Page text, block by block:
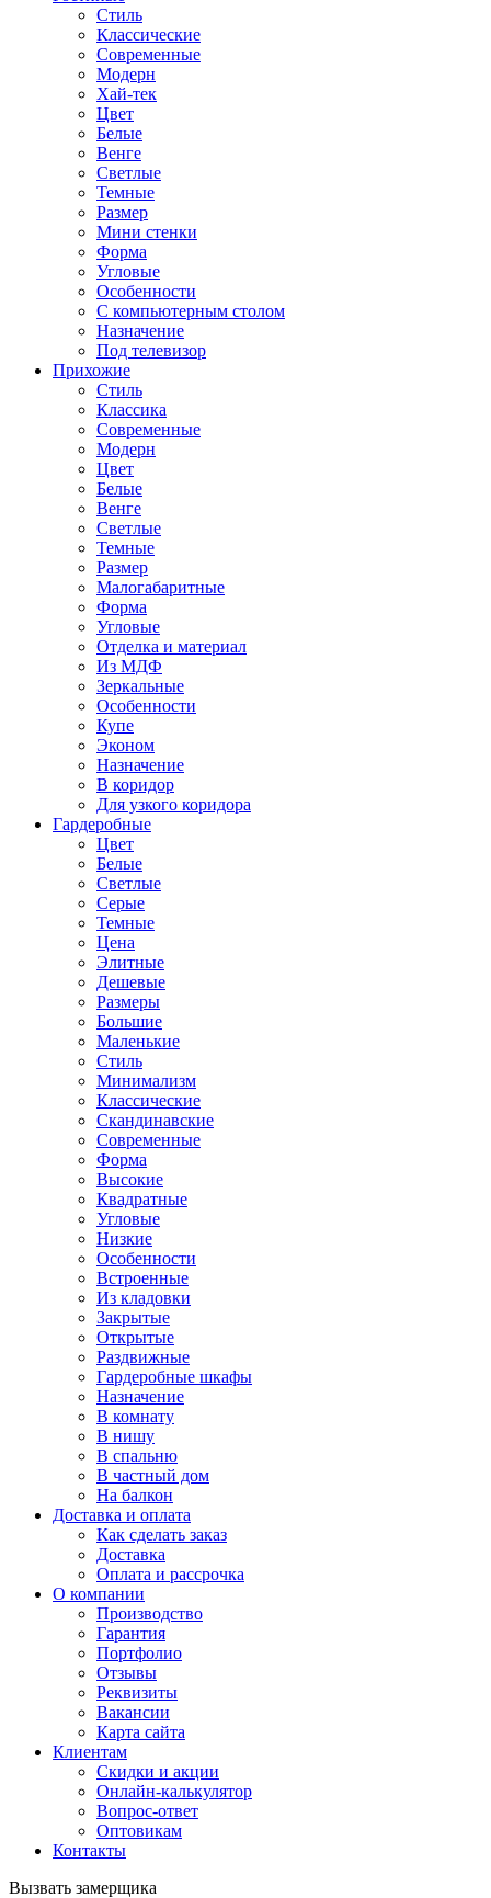
Стиль
Классические
Современные
Модерн
Хай-тек
Цвет
Белые
Венге
Светлые
Темные
Размер
Мини стенки
Форма
Угловые
Особенности
С компьютерным столом
Назначение
Под телевизор
Прихожие
Стиль
Классика
Современные
Модерн
Цвет
Белые
Венге
Светлые
Темные
Размер
Малогабаритные
Форма
Угловые
Отделка и материал
Из МДФ
Зеркальные
Особенности
Купе
Эконом
Назначение
В коридор
Для узкого коридора
Гардеробные
Цвет
Белые
Светлые
Серые
Темные
Цена
Элитные
Дешевые
Размеры
Большие
Маленькие
Стиль
Минимализм
Классические
Скандинавские
Современные
Форма
Высокие
Квадратные
Угловые
Низкие
Особенности
Встроенные
Из кладовки
Закрытые
Открытые
Раздвижные
Гардеробные шкафы
Назначение
В комнату
В нишу
В спальню
В частный дом
На балкон
Доставка и оплата
Как сделать заказ
Доставка
Оплата и рассрочка
О компании
Производство
Гарантия
Портфолио
Отзывы
Реквизиты
Вакансии
Карта сайта
Клиентам
Скидки и акции
Онлайн-калькулятор
Вопрос-ответ
Оптовикам
Контакты
Вызвать замерщика